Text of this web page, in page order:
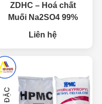
ZDHC – Hoá chất
Muối Na2SO4 99%
Liên hệ